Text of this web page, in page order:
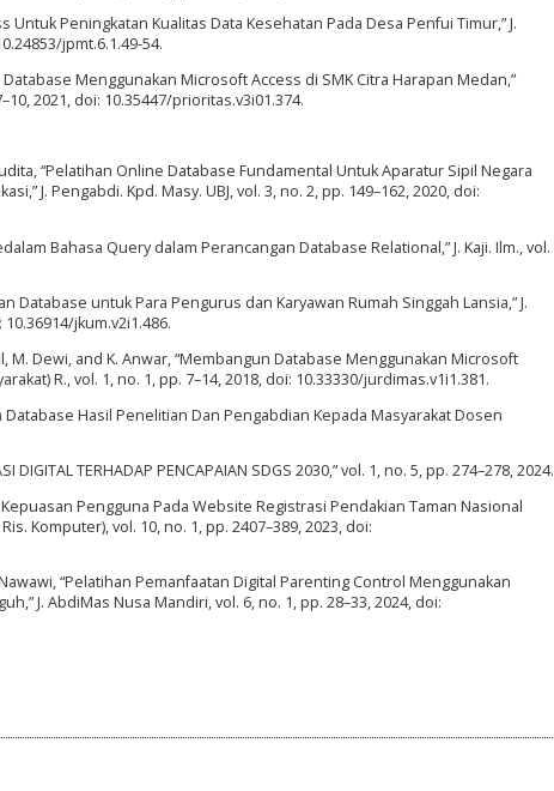
Untuk Peningkatan Kualitas Data Kesehatan Pada Desa Penfui Timur,” J.
jpmt.6.1.49-54.
Menggunakan Microsoft Access di SMK Citra Harapan Medan,”
2021, doi: 10.35447/prioritas.v3i01.374.
“Pelatihan Online Database Fundamental Untuk Aparatur Sipil Negara
J. Pengabdi. Kpd. Masy. UBJ, vol. 3, no. 2, pp. 149–162, 2020, doi:
Bahasa Query dalam Perancangan Database Relational,” J. Kaji. Ilm., vol.
Database untuk Para Pengurus dan Karyawan Rumah Singgah Lansia,” J.
jkum.v2i1.486.
M. Dewi, and K. Anwar, “Membangun Database Menggunakan Microsoft
R., vol. 1, no. 1, pp. 7–14, 2018, doi: 10.33330/jurdimas.v1i1.381.
Hasil Penelitian Dan Pengabdian Kepada Masyarakat Dosen
DIGITAL TERHADAP PENCAPAIAN SDGS 2030,” vol. 1, no. 5, pp. 274–278, 2024.
Kepuasan Pengguna Pada Website Registrasi Pendakian Taman Nasional
Komputer), vol. 10, no. 1, pp. 2407–389, 2023, doi:
“Pelatihan Pemanfaatan Digital Parenting Control Menggunakan
J. AbdiMas Nusa Mandiri, vol. 6, no. 1, pp. 28–33, 2024, doi: